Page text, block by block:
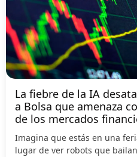
La fiebre de la IA
a Bolsa que amenaza
de los mercados
Imagina que estás en una
lugar de ver robots que